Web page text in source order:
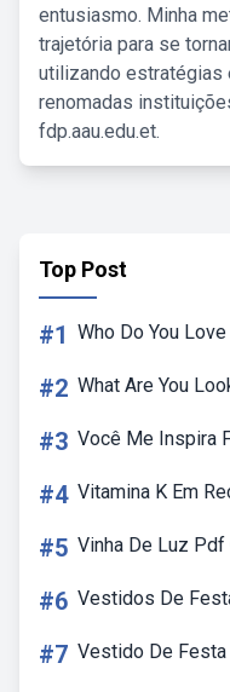
entusiasmo. Minha
trajetória para se
utilizando estratégias
renomadas
fdp.aau.edu.et.
Top Post
#1 Who Do You
#2 What Are You
#3 Você Me Inspira
#4 Vitamina K Em
#5 Vinha De Luz Pdf
#6 Vestidos De
#7 Vestido De Festa